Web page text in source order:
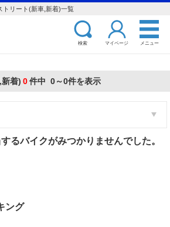
トリート(新車,新着)一覧
検索 マイページ メニュー
着) 0件中 0～0件を表示
るバイクがみつかりませんでした。
ング